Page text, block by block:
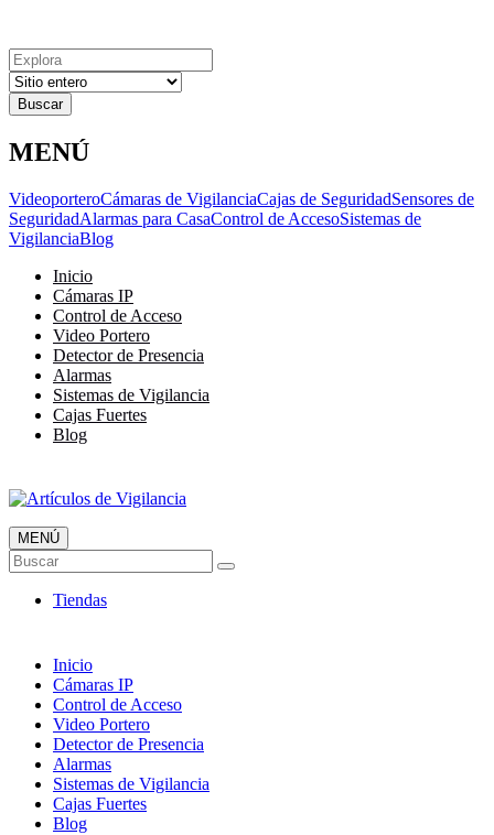
Resultados
para
MENÚ
VideoporteroCámaras de VigilanciaCajas de SeguridadSensores de
SeguridadAlarmas para CasaControl de AccesoSistemas de
VigilanciaBlog
Inicio
Cámaras IP
Control de Acceso
Video Portero
Detector de Presencia
Alarmas
Sistemas de Vigilancia
Cajas Fuertes
Blog
Artículos de Vigilancia
Envió 24/7!!!
MENÚ
Buscar
Tiendas
Inicio
Cámaras IP
Control de Acceso
Video Portero
Detector de Presencia
Alarmas
Sistemas de Vigilancia
Cajas Fuertes
Blog